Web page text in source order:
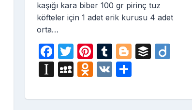
kaşığı kara biber 100 gr pirinç tuz
köfteler için 1 adet erik kurusu 4 adet
orta…
F
a
c
e
T
w
itt
er
Pi
nt
er
e
T
u
m
bl
Bl
g
B
r
In
a
M
S
O
n
V
ar